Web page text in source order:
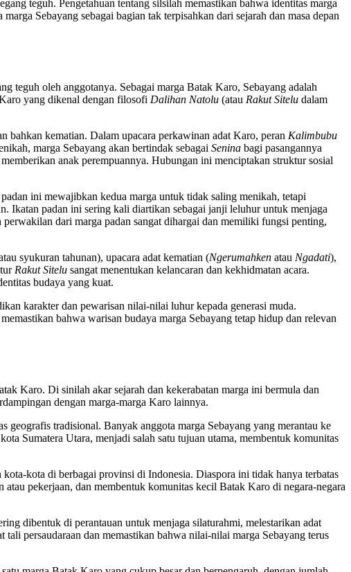
teguh. Pengetahuan tentang silsilah memastikan bahwa identitas marga
Sebayang sebagai bagian tak terpisahkan dari sejarah dan masa depan
teguh oleh anggotanya. Sebagai marga Batak Karo, Sebayang adalah
yang dikenal dengan filosofi Dalihan Natolu (atau Rakut Sitelu dalam
bahkan kematian. Dalam upacara perkawinan adat Karo, peran Kalimbubu
marga Sebayang akan bertindak sebagai Senina bagi pasangannya
anak perempuannya. Hubungan ini menciptakan struktur sosial
ini mewajibkan kedua marga untuk tidak saling menikah, tetapi
Ikatan padan ini sering kali diartikan sebagai janji leluhur untuk menjaga
dari marga padan sangat dihargai dan memiliki fungsi penting,
syukuran tahunan), upacara adat kematian (Ngerumahken atau Ngadati),
Rakut Sitelu sangat menentukan kelancaran dan kekhidmatan acara.
budaya yang kuat.
karakter dan pewarisan nilai-nilai luhur kepada generasi muda.
bahwa warisan budaya marga Sebayang tetap hidup dan relevan
Karo. Di sinilah akar sejarah dan kekerabatan marga ini bermula dan
dengan marga-marga Karo lainnya.
geografis tradisional. Banyak anggota marga Sebayang yang merantau ke
Sumatera Utara, menjadi salah satu tujuan utama, membentuk komunitas
kota di berbagai provinsi di Indonesia. Diaspora ini tidak hanya terbatas
pekerjaan, dan membentuk komunitas kecil Batak Karo di negara-negara
dibentuk di perantauan untuk menjaga silaturahmi, melestarikan adat
persaudaraan dan memastikan bahwa nilai-nilai marga Sebayang terus